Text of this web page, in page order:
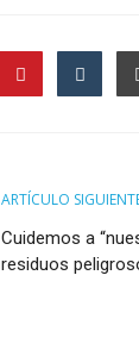
ARTÍCULO
Cuidemos a
residuos